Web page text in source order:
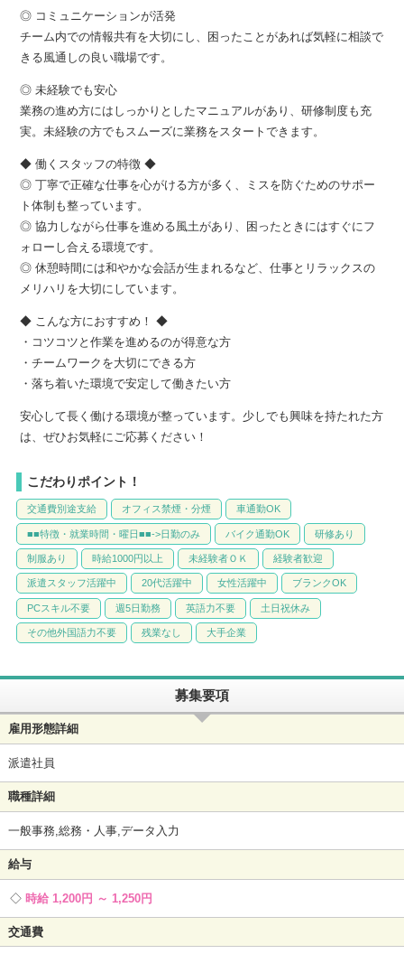
◎ コミュニケーションが活発
チーム内での情報共有を大切にし、困ったことがあれば気軽に相談で
きる風通しの良い職場です。
◎ 未経験でも安心
業務の進め方にはしっかりとしたマニュアルがあり、研修制度も充
実。未経験の方でもスムーズに業務をスタートできます。
◆ 働くスタッフの特徴 ◆
◎ 丁寧で正確な仕事を心がける方が多く、ミスを防ぐためのサポー
ト体制も整っています。
◎ 協力しながら仕事を進める風土があり、困ったときにはすぐにフ
ォローし合える環境です。
◎ 休憩時間には和やかな会話が生まれるなど、仕事とリラックスの
メリハリを大切にしています。
◆ こんな方におすすめ！ ◆
・コツコツと作業を進めるのが得意な方
・チームワークを大切にできる方
・落ち着いた環境で安定して働きたい方
安心して長く働ける環境が整っています。少しでも興味を持たれた方
は、ぜひお気軽にご応募ください！
こだわりポイント！
交通費別途支給 オフィス禁煙・分煙 車通勤OK
■■特徴・就業時間・曜日■■->日勤のみ バイク通勤OK 研修あり
制服あり 時給1000円以上 未経験者ＯＫ 経験者歓迎
派遣スタッフ活躍中 20代活躍中 女性活躍中 ブランクOK
PCスキル不要 週5日勤務 英語力不要 土日祝休み
その他外国語力不要 残業なし 大手企業
募集要項
雇用形態詳細
派遣社員
職種詳細
一般事務,総務・人事,データ入力
給与
時給 1,200円 ～ 1,250円
交通費